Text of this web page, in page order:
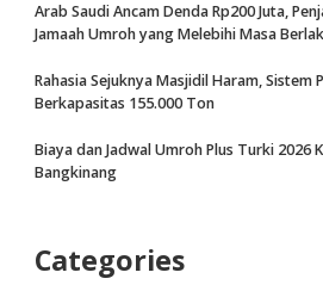
Arab Saudi Ancam Denda Rp200 Juta,
Jamaah Umroh yang Melebihi Masa
Rahasia Sejuknya Masjidil Haram, Sistem
Berkapasitas 155.000 Ton
Biaya dan Jadwal Umroh Plus Turki 2026
Bangkinang
Categories